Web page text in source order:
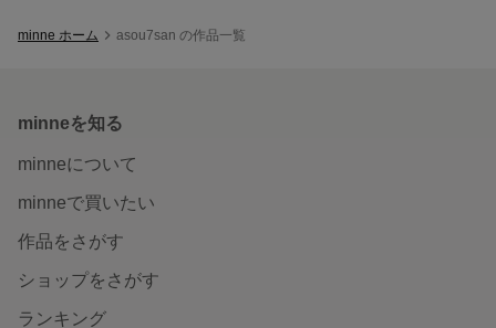
minne ホーム asou7san の作品一覧
minneを知る
minneについて
minneで買いたい
作品をさがす
ショップをさがす
ランキング